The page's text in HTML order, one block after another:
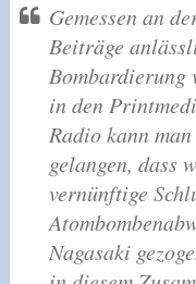
Gemessen an
Beiträge
Bombardierung
in den
Radio kann
gelangen, dass
vernünftige
Nagasaki